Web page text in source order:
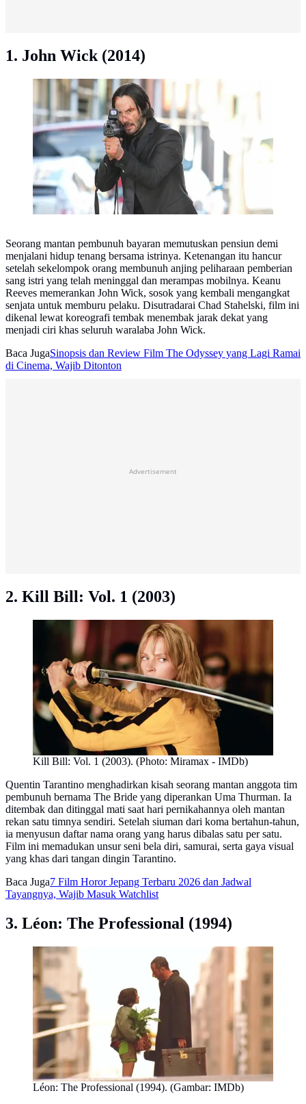
1. John Wick (2014)
John Wick (2014). (Photo: IMDb)
Seorang mantan pembunuh bayaran memutuskan pensiun demi
menjalani hidup tenang bersama istrinya. Ketenangan itu hancur
setelah sekelompok orang membunuh anjing peliharaan pemberian
sang istri yang telah meninggal dan merampas mobilnya. Keanu
Reeves memerankan John Wick, sosok yang kembali mengangkat
senjata untuk memburu pelaku. Disutradarai Chad Stahelski, film ini
dikenal lewat koreografi tembak menembak jarak dekat yang
menjadi ciri khas seluruh waralaba John Wick.
Baca JugaSinopsis dan Review Film The Odyssey yang Lagi Ramai
di Cinema, Wajib Ditonton
Advertisement
2. Kill Bill: Vol. 1 (2003)
Kill Bill: Vol. 1 (2003). (Photo: Miramax - IMDb)
Quentin Tarantino menghadirkan kisah seorang mantan anggota tim
pembunuh bernama The Bride yang diperankan Uma Thurman. Ia
ditembak dan ditinggal mati saat hari pernikahannya oleh mantan
rekan satu timnya sendiri. Setelah siuman dari koma bertahun-tahun,
ia menyusun daftar nama orang yang harus dibalas satu per satu.
Film ini memadukan unsur seni bela diri, samurai, serta gaya visual
yang khas dari tangan dingin Tarantino.
Baca Juga7 Film Horor Jepang Terbaru 2026 dan Jadwal
Tayangnya, Wajib Masuk Watchlist
3. Léon: The Professional (1994)
Léon: The Professional (1994). (Gambar: IMDb)